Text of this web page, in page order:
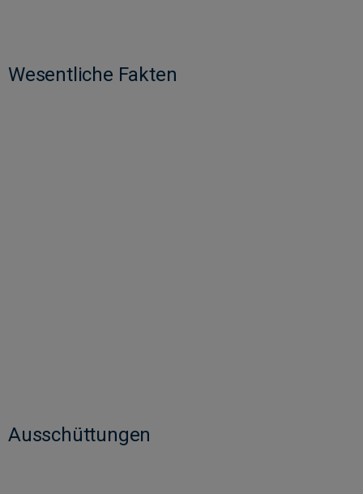
Wesentliche Fakten
Ausschüttungen